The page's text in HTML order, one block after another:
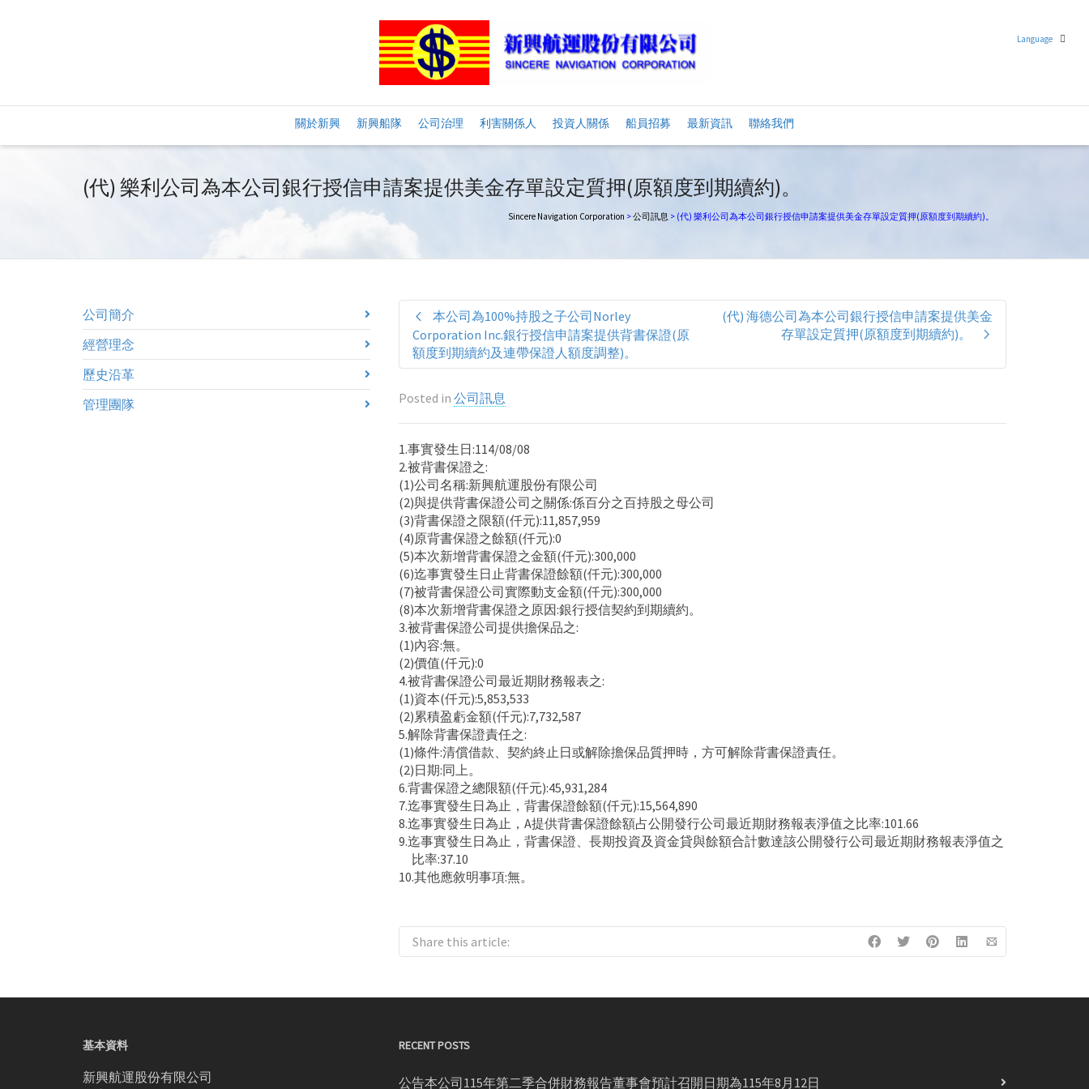
Language
繁體中文
關於新興 新興船隊 公司治理 利害關係人 投資人關係 船員招募 最新資訊 聯絡我們
(代) 樂利公司為本公司銀行授信申請案提供美金存單設定質押(原額度到期續約)。
Sincere Navigation Corporation >公司訊息 > (代) 樂利公司為本公司銀行授信申請案提供美金存單設定質押(原額度到期續約)。
本公司為100%持股之子公司Norley
Corporation Inc.銀行授信申請案提供背書保證(原
額度到期續約及連帶保證人額度調整)。
(代) 海德公司為本公司銀行授信申請案提供美金
存單設定質押(原額度到期續約)。
Posted in 公司訊息
1.事實發生日:114/08/08
2.被背書保證之:
(1)公司名稱:新興航運股份有限公司
(2)與提供背書保證公司之關係:係百分之百持股之母公司
(3)背書保證之限額(仟元):11,857,959
(4)原背書保證之餘額(仟元):0
(5)本次新增背書保證之金額(仟元):300,000
(6)迄事實發生日止背書保證餘額(仟元):300,000
(7)被背書保證公司實際動支金額(仟元):300,000
(8)本次新增背書保證之原因:銀行授信契約到期續約。
3.被背書保證公司提供擔保品之:
(1)內容:無。
(2)價值(仟元):0
4.被背書保證公司最近期財務報表之:
(1)資本(仟元):5,853,533
(2)累積盈虧金額(仟元):7,732,587
5.解除背書保證責任之:
(1)條件:清償借款、契約終止日或解除擔保品質押時，方可解除背書保證責任。
(2)日期:同上。
6.背書保證之總限額(仟元):45,931,284
7.迄事實發生日為止，背書保證餘額(仟元):15,564,890
8.迄事實發生日為止，A提供背書保證餘額占公開發行公司最近期財務報表淨值之比率:101.66
9.迄事實發生日為止，背書保證、長期投資及資金貸與餘額合計數達該公開發行公司最近期財務報表淨值之
比率:37.10
10.其他應敘明事項:無。
Share this article:
公司簡介
經營理念
歷史沿革
管理團隊
基本資料
新興航運股份有限公司
RECENT POSTS
公告本公司115年第二季合併財務報告董事會預計召開日期為115年8月12日